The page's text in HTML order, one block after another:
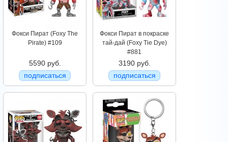
Фокси Пират (Foxy The
Pirate) #109
5590 руб.
подписаться
Фокси Пират в покраске
тай-дай (Foxy Tie Dye)
#881
3190 руб.
подписаться